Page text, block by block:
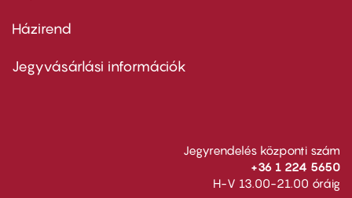
Footer
second
Házirend
Jegyvásárlási információk
Jegyrendelés központi szám
+36 1 224 5650
H-V 13.00-21.00 óráig